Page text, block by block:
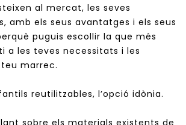
al mercat, les seves
amb els seus avantatges i els seus
puguis escollir la que més
a les teves necessitats i les
marrec.
reutilitzables, l’opció idònia.
sobre els materials existents de